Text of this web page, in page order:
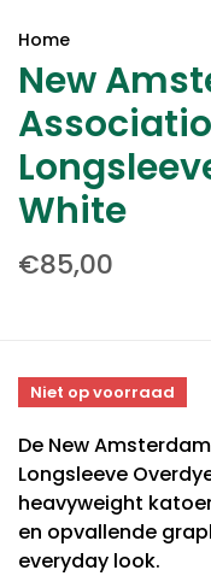
Home
New
White
€85,00
Niet op voorraad
De New
Longsleeve
heavyweight
en opvallende
everyday look.